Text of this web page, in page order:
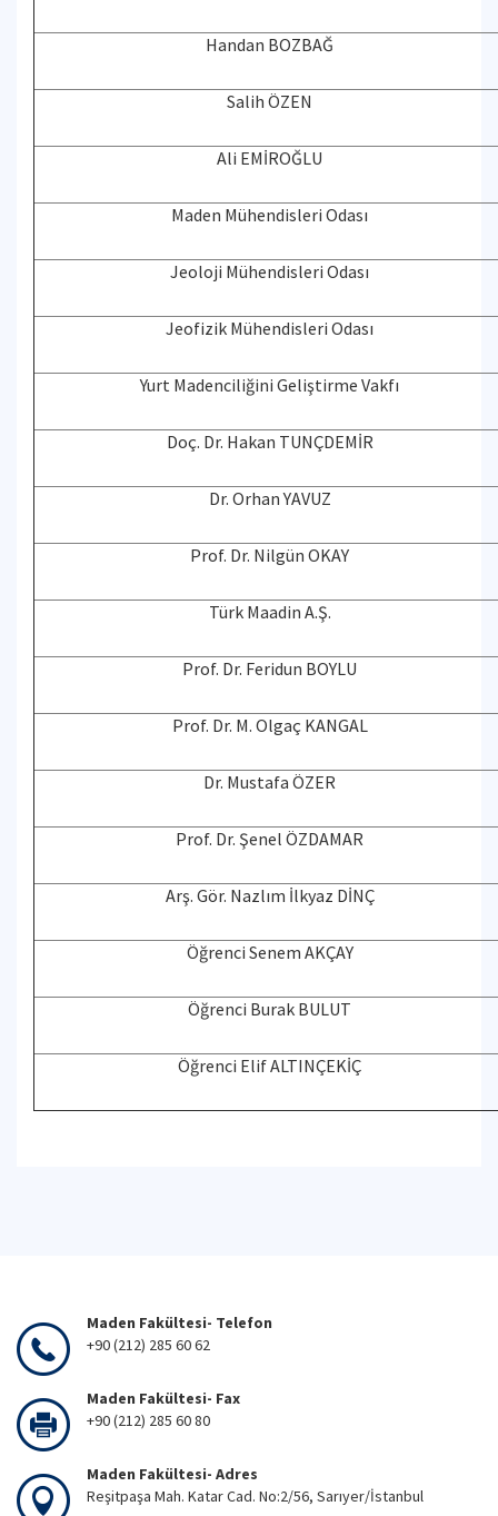
Handan BOZBAĞ
Salih ÖZEN
Ali EMİROĞLU
Maden Mühendisleri Odası
Jeoloji Mühendisleri Odası
Jeofizik Mühendisleri Odası
Yurt Madenciliğini Geliştirme Vakfı
Doç. Dr. Hakan TUNÇDEMİR
Dr. Orhan YAVUZ
Prof. Dr. Nilgün OKAY
Türk Maadin A.Ş.
Prof. Dr. Feridun BOYLU
Prof. Dr. M. Olgaç KANGAL
Dr. Mustafa ÖZER
Prof. Dr. Şenel ÖZDAMAR
Arş. Gör. Nazlım İlkyaz DİNÇ
Öğrenci Senem AKÇAY
Öğrenci Burak BULUT
Öğrenci Elif ALTINÇEKİÇ
Maden Fakültesi- Telefon
+90 (212) 285 60 62
Maden Fakültesi- Fax
+90 (212) 285 60 80
Maden Fakültesi- Adres
Reşitpaşa Mah. Katar Cad. No:2/56, Sarıyer/İstanbul